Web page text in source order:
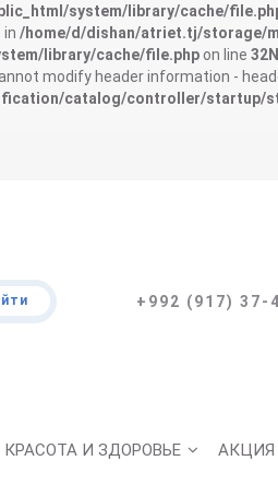
system/library/cache/
/home/d/dishan/atriet.tj/storage/
library/cache/file.php on line 32
modify header information -
catalog/controller/startup/
+992 (917) 37-
КРАСОТА И ЗДОРОВЬЕ АКЦИЯ